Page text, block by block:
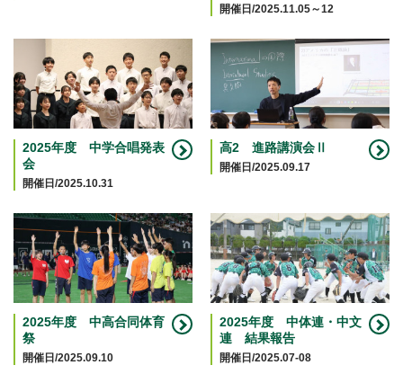
開催日/2025.11.05～12
2025年度 中学合唱発表
会
開催日/2025.10.31
高2 進路講演会Ⅱ
開催日/2025.09.17
2025年度 中高合同体育
祭
開催日/2025.09.10
2025年度 中体連・中文
連 結果報告
開催日/2025.07-08